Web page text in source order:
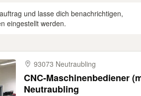
und lasse dich benachrichtigen,
eingestellt werden.
93073 Neutraubling
CNC-Maschinenbediener
Neutraubling